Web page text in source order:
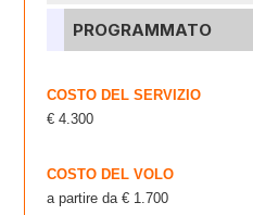
PROGRAMMATO
COSTO DEL SERVIZIO
€ 4.300
COSTO DEL VOLO
a partire da € 1.700